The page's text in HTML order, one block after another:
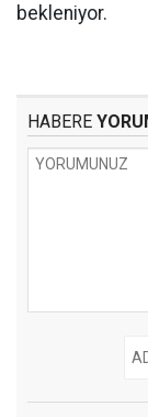
bekleniyor.
HABERE